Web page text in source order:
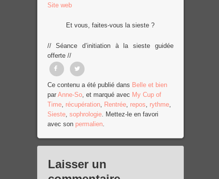
Site web
Et vous, faites-vous la sieste ?
// Séance d’initiation à la sieste guidée
offerte //
Partager
sur
Facebook
Tweet
Ce contenu a été publié dans Belle et bien
par Anne-So, et marqué avec My Cup of
Time, récupération, Rentrée, repos rythme,
Sieste, sophrologie. Mettez-le en favori
avec son permalien.
Laisser un